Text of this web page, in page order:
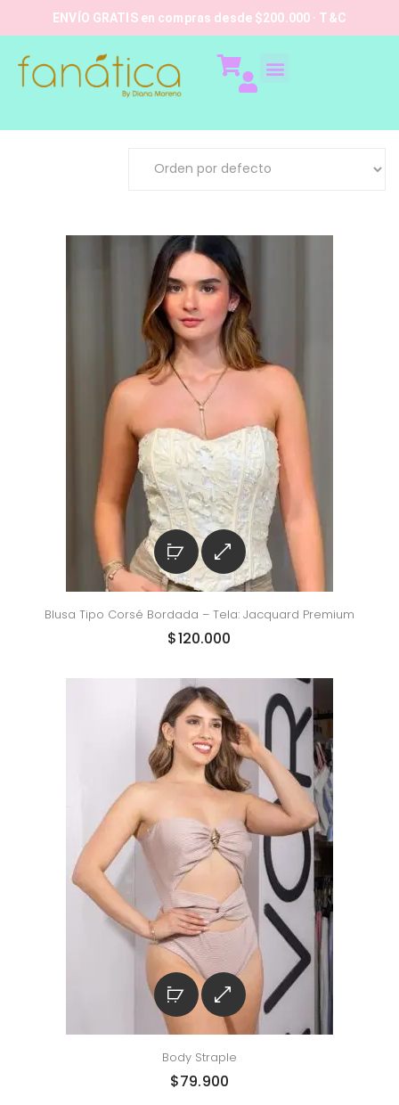
ENVÍO GRATIS en compras desde $200.000 · T&C
Blusa Tipo Corsé Bordada – Tela: Jacquard Premium
$120.000
Body Straple
$79.900